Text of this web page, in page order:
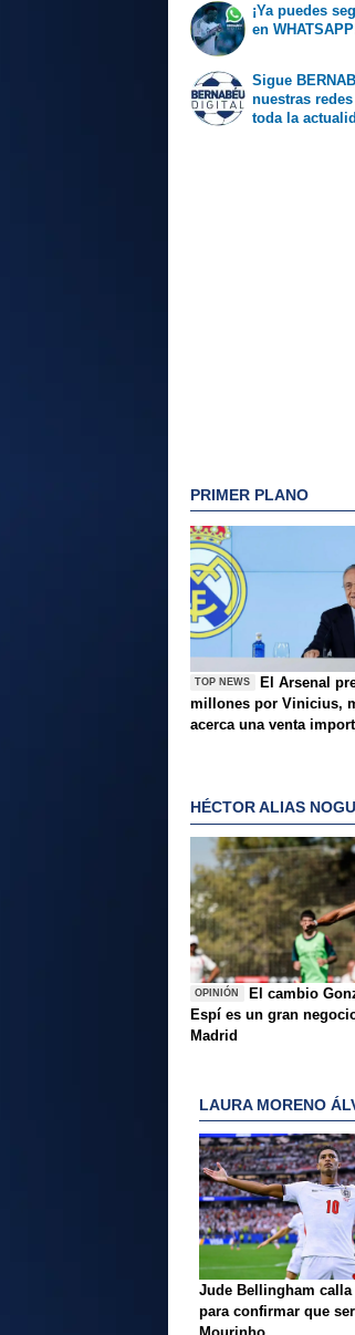
¡Ya puedes
en
Sigue
nuestras
toda la
PRIMER PLANO
TOP NEWS
El Arsenal
millones por Vinicius,
acerca una venta
HÉCTOR ALIAS
OPINIÓN
El cambio
Espí es un gran
Madrid
LAURA MORENO
Jude Bellingham calla
para confirmar que